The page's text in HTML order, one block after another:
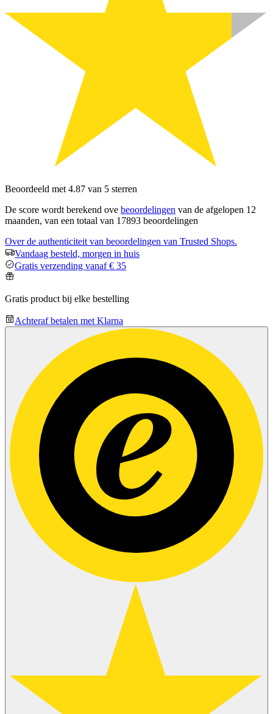
Beoordeeld met 4.87 van 5 sterren
De score wordt berekend ove beoordelingen van de afgelopen 12
maanden, van een totaal van 17893 beoordelingen
Over de authenticiteit van beoordelingen van Trusted Shops.
Vandaag besteld, morgen in huis
Gratis verzending vanaf € 35
Gratis product bij elke bestelling
Achteraf betalen met Klarna